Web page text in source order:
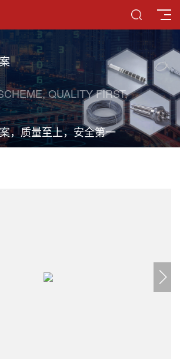
QUALITY FIRST,
，质量至上，安全第一